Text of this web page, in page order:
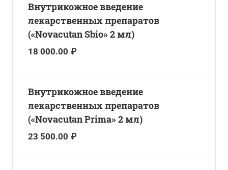
Внутрикожное введение
лекарственных препаратов
(«Novacutan Sbio» 2 мл)
18 000.00 ₽
Внутрикожное введение
лекарственных препаратов
(«Novacutan Prima» 2 мл)
23 500.00 ₽